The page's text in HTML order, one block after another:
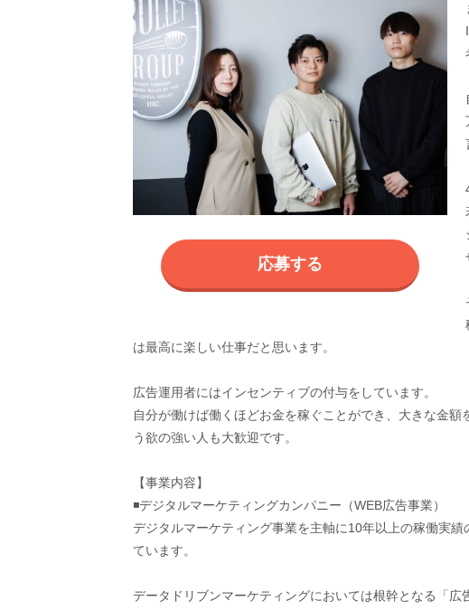
応募する
は最高に楽しい仕事だと思います。
広告運用者にはインセンティブの付与をしています。
自分が働けば働くほどお金を稼ぐことができ、大きな金
う欲の強い人も大歓迎です。
【事業内容】
◾デジタルマーケティングカンパニー（WEB広告事業）
デジタルマーケティング事業を主軸に10年以上の稼働実
ています。
データドリブンマーケティングにおいては根幹となる「広